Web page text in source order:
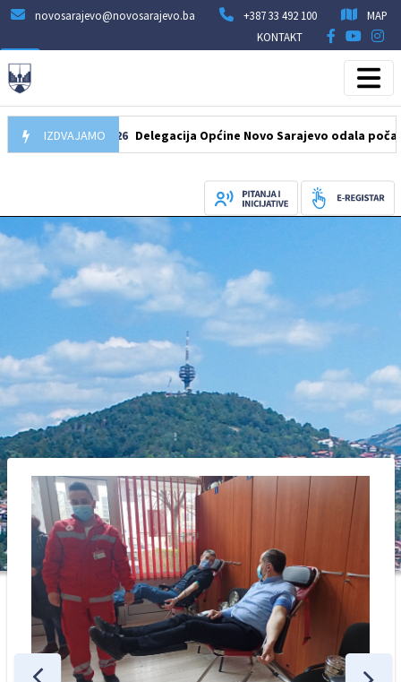
novosarajevo@novosarajevo.ba +387 33 492 100
MAP
KONTAKT
IZDVAJAMO
07.08.2026 Delegacija Općine Novo Sarajevo odala počast